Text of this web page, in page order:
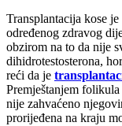
Transplantacija kose
određenog zdravog
obzirom na to da nije
dihidrotestosterona,
reći da je
Premještanjem
nije zahvaćeno
prorijeđena na kraju